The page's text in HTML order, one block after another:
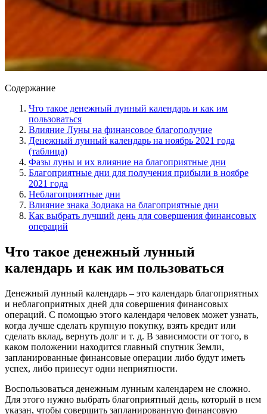
Содержание
Что такое денежный лунный календарь и как им
пользоваться
Влияние Луны на финансовое благополучие
Денежный лунный календарь на ноябрь 2021 года
(таблица)
Фазы луны и их влияние на благоприятные дни
Благоприятные дни для получения прибыли в ноябре
2021 года
Неблагоприятные дни
Влияние знака Зодиака на благоприятные дни
Как выбрать лучший день для совершения финансовых
операций
Что такое денежный лунный
календарь и как им пользоваться
Денежный лунный календарь – это календарь благоприятных
и неблагоприятных дней для совершения финансовых
операций. С помощью этого календаря человек может узнать,
когда лучше сделать крупную покупку, взять кредит или
сделать вклад, вернуть долг и т. д. В зависимости от того, в
каком положении находится главный спутник Земли,
запланированные финансовые операции либо будут иметь
успех, либо принесут одни неприятности.
Воспользоваться денежным лунным календарем не сложно.
Для этого нужно выбрать благоприятный день, который в нем
указан, чтобы совершить запланированную финансовую